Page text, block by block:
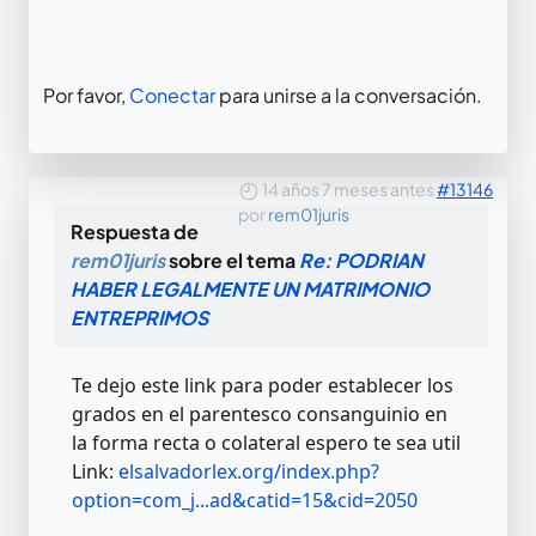
Por favor, Conectarpara unirse a la conversación.
14 años 7 meses antes#13146
porrem01juris
Respuesta de
rem01jurissobre el temaRe: PODRIAN
HABER LEGALMENTE UN MATRIMONIO
ENTREPRIMOS
Te dejo este link para poder establecer los
grados en el parentesco consanguinio en
la forma recta o colateral espero te sea util
Link: elsalvadorlex.org/index.php?
option=com_j...ad&catid=15&cid=2050